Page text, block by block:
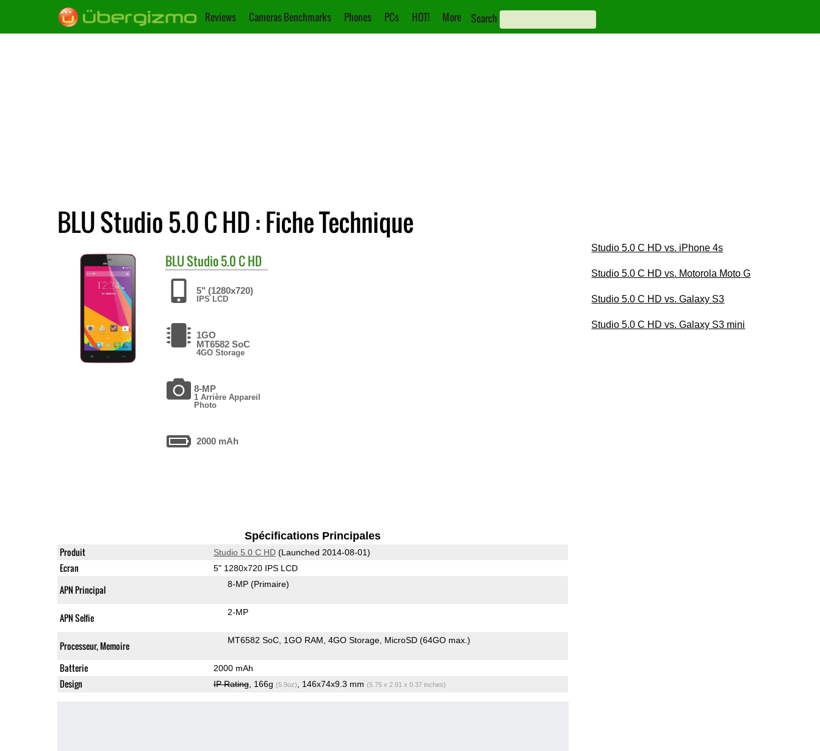
Reviews Cameras Benchmarks Phones PCs HOT! More Search
BLU Studio 5.0 C HD : Fiche Technique
BLUStudio 5.0 C HD
5" (1280x720)
IPS LCD
1GO
MT6582 SoC
4GO Storage
8-MP
1 Arrière Appareil
Photo
2000 mAh
Spécifications Principales
Produit Studio 5.0 C HD(Launched 2014-08-01)
Ecran 5" 1280x720 IPS LCD
APN Principal 8-MP (Primaire)
APN Selfie 2-MP
Processeur, Memoire MT6582 SoC 1GO RAM 4GO Storage MicroSD (64GO max.)
Batterie 2000 mAh
Design IP Rating, 166g (5.9oz) , 146x74x9.3 mm (5.75 x 2.91 x 0.37 inches)
Studio 5.0 C HD vs. iPhone 4s
Studio 5.0 C HD vs. Motorola Moto G
Studio 5.0 C HD vs. Galaxy S3
Studio 5.0 C HD vs. Galaxy S3 mini